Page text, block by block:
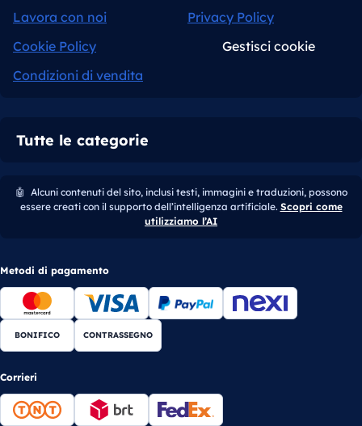
Lavora con noi
Privacy Policy
Cookie Policy
Gestisci cookie
Condizioni di vendita
Tutte le categorie
🤖 Alcuni contenuti del sito, inclusi testi, immagini e traduzioni, possono
essere creati con il supporto dell’intelligenza artificiale. Scopri come
utilizziamo l’AI
Metodi di pagamento
BONIFICO CONTRASSEGNO
Corrieri